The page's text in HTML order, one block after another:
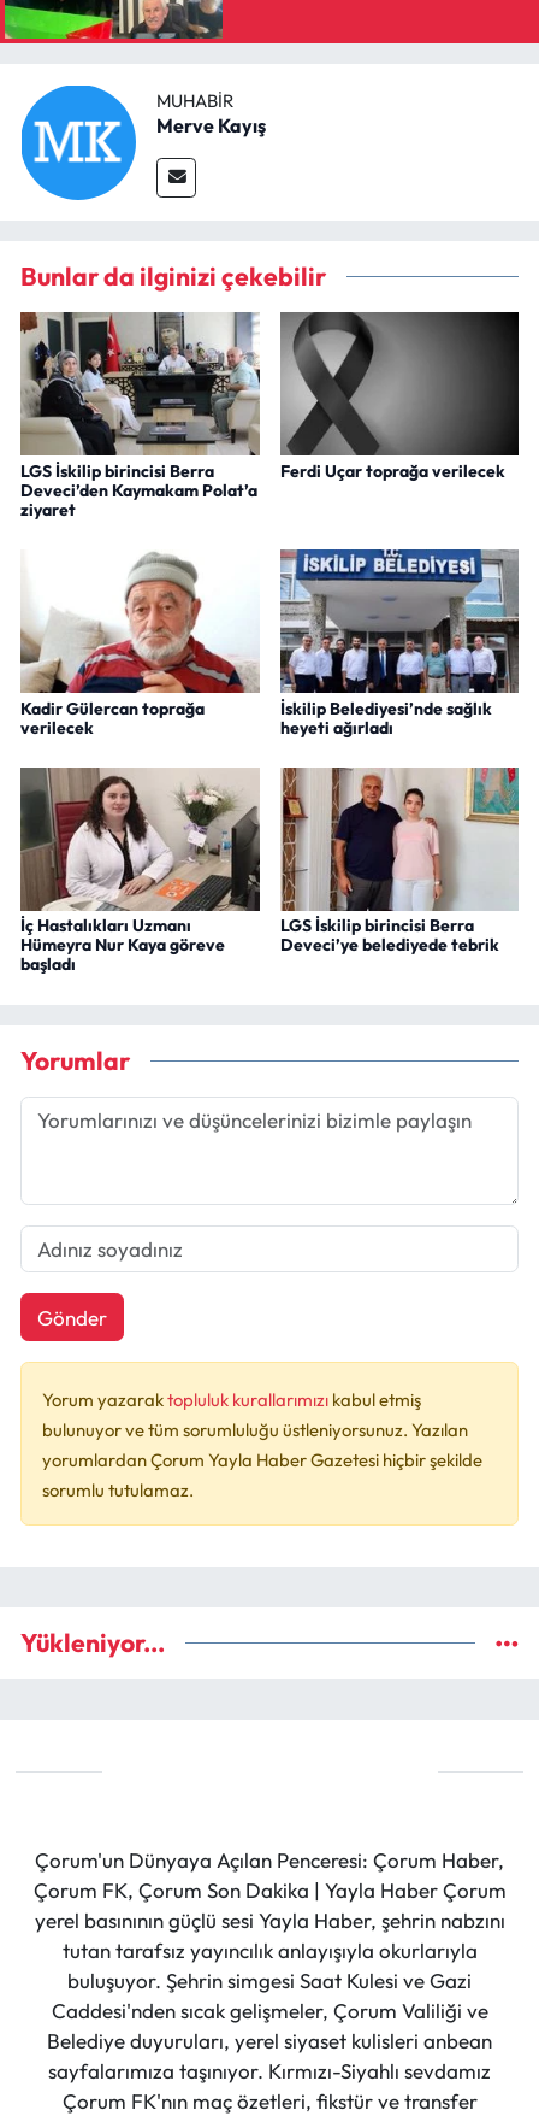
MUHABIR
Merve Kayış
Bunlar da ilginizi çekebilir
LGS İskilip birincisi Berra
Deveci’den Kaymakam Polat’a
ziyaret
Ferdi Uçar toprağa verilecek
Kadir Gülercan toprağa
verilecek
İskilip Belediyesi’nde sağlık
heyeti ağırladı
İç Hastalıkları Uzmanı
Hümeyra Nur Kaya göreve
başladı
LGS İskilip birincisi Berra
Deveci’ye belediyede tebrik
Yorumlar
Gönder
Yorum yazaraktopluluk kurallarımızı kabul etmiş
bulunuyor ve tüm sorumluluğu üstleniyorsunuz. Yazılan
yorumlardan Çorum Yayla Haber Gazetesi hiçbir şekilde
sorumlu tutulamaz.
Yükleniyor...
Çorum'un Dünyaya Açılan Penceresi: Çorum Haber,
Çorum FK, Çorum Son Dakika | Yayla Haber Çorum
yerel basınının güçlü sesi Yayla Haber, şehrin nabzını
tutan tarafsız yayıncılık anlayışıyla okurlarıyla
buluşuyor. Şehrin simgesi Saat Kulesi ve Gazi
Caddesi'nden sıcak gelişmeler, Çorum Valiliği ve
Belediye duyuruları, yerel siyaset kulisleri anbean
sayfalarımıza taşınıyor. Kırmızı-Siyahlı sevdamız
Çorum FK'nın maç özetleri, fikstür ve transfer